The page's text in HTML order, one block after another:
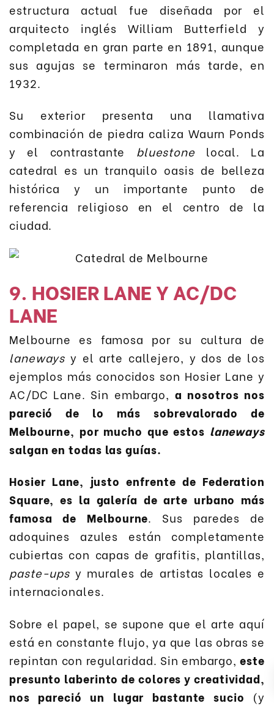
estructura actual fue diseñada por el
arquitecto inglés William Butterfield y
completada en gran parte en 1891, aunque
sus agujas se terminaron más tarde, en
1932.
Su exterior presenta una llamativa
combinación de piedra caliza Waurn Ponds
y el contrastante bluestone local. La
catedral es un tranquilo oasis de belleza
histórica y un importante punto de
referencia religioso en el centro de la
ciudad.
9. HOSIER LANE Y AC/DC
LANE
Melbourne es famosa por su cultura de
laneways y el arte callejero, y dos de los
ejemplos más conocidos son Hosier Lane y
AC/DC Lane. Sin embargo, a nosotros nos
pareció de lo más sobrevalorado de
Melbourne, por mucho que estos laneways
salgan en todas las guías.
Hosier Lane, justo enfrente de Federation
Square, es la galería de arte urbano más
famosa de Melbourne. Sus paredes de
adoquines azules están completamente
cubiertas con capas de grafitis, plantillas,
paste-ups y murales de artistas locales e
internacionales.
Sobre el papel, se supone que el arte aquí
está en constante flujo, ya que las obras se
repintan con regularidad. Sin embargo,este
presunto laberinto de colores y creatividad,
nos pareció un lugar bastante sucio (y